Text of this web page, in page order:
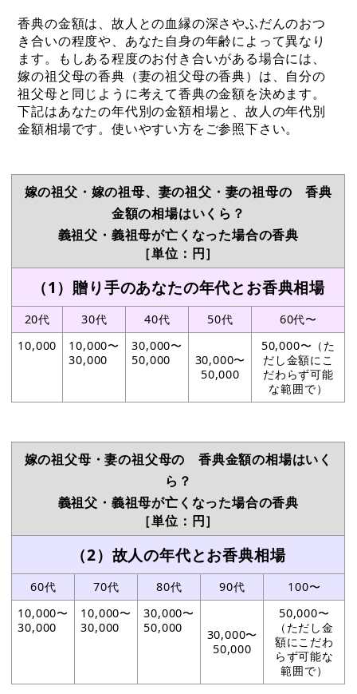
香典の金額は、故人との血縁の深さやふだんのおつ
き合いの程度や、あなた自身の年齢によって異なり
ます。もしある程度のお付き合いがある場合には、
嫁の祖父母の香典（妻の祖父母の香典）は、自分の
祖父母と同じように考えて香典の金額を決めます。
下記はあなたの年代別の金額相場と、故人の年代別
金額相場です。使いやすい方をご参照下さい。
嫁の祖父・嫁の祖母、妻の祖父・妻の祖母の 香典
金額の相場はいくら？
義祖父・義祖母が亡くなった場合の香典
［単位：円］
（1）贈り手のあなたの年代とお香典相場
20代 30代 40代 50代
60代〜
10,000
10,000〜
30,000
30,000〜
50,000
30,000〜
50,000
50,000〜（た
だし金額にこ
だわらず可能
な範囲で）
嫁の祖父母・妻の祖父母の 香典金額の相場はいく
ら？
義祖父・義祖母が亡くなった場合の香典
［単位：円］
（2）故人の年代とお香典相場
60代 70代 80代 90代
100〜
10,000〜
30,000
10,000〜
30,000
30,000〜
50,000
30,000〜
50,000
50,000〜
（ただし金
額にこだわ
らず可能な
範囲で）